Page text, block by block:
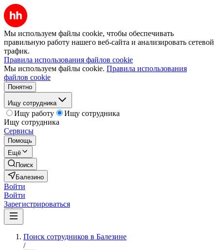
Мы используем файлы cookie, чтобы обеспечивать
правильную работу нашего веб-сайта и анализировать сетевой
трафик.
Правила использования файлов cookie
Мы используем файлы cookie. Правила использования
файлов cookie
Понятно
Ищу сотрудника
Ищу работу
Ищу сотрудника
Ищу сотрудника
Сервисы
Помощь
Ещё
Поиск
Балезино
Войти
Войти
Зарегистрироваться
Поиск сотрудников в Балезине
/